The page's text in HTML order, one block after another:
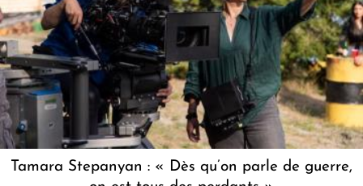
Tamara Stepanyan : « Dès qu’on parle de guerre,